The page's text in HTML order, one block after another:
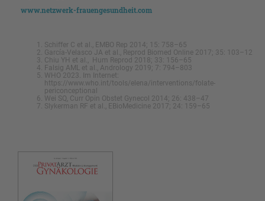
www.netzwerk-frauengesundheit.com
Schiffer C et al., EMBO Rep 2014; 15: 758–65
García-Velasco JA et al., Reprod Biomed Online 2017; 35: 103–12
Chiu YH et al., Hum Reprod 2018; 33: 156–65
Falsig AML et al., Andrology 2019; 7: 794–803
WHO 2023. Im Internet:
https://www.who.int/tools/elena/interventions/folate-
periconceptional
Wei SQ, Curr Opin Obstet Gynecol 2014; 26: 438–47
Slykerman RF et al., EBioMedicine 2017; 24: 159–65